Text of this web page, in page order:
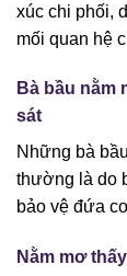
xúc chi phối,
mối quan hệ
Bà bầu nằm
sát
Những bà
thường là do
bảo vệ đứa
Nằm mơ